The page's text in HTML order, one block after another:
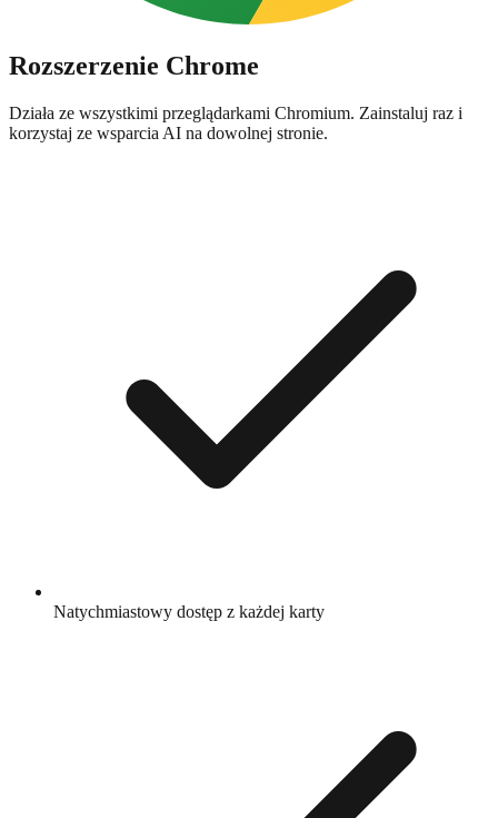
Rozszerzenie Chrome
Działa ze wszystkimi przeglądarkami Chromium. Zainstaluj raz i
korzystaj ze wsparcia AI na dowolnej stronie.
Natychmiastowy dostęp z każdej karty